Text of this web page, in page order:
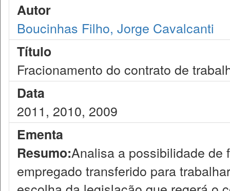
Autor
Boucinhas Filho, Jorge Cavalcanti
Título
Fracionamento do contrato de
Data
2011, 2010, 2009
Ementa
Resumo:Analisa a possibilidade de
empregado transferido para